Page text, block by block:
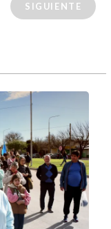
SIGUIENTE